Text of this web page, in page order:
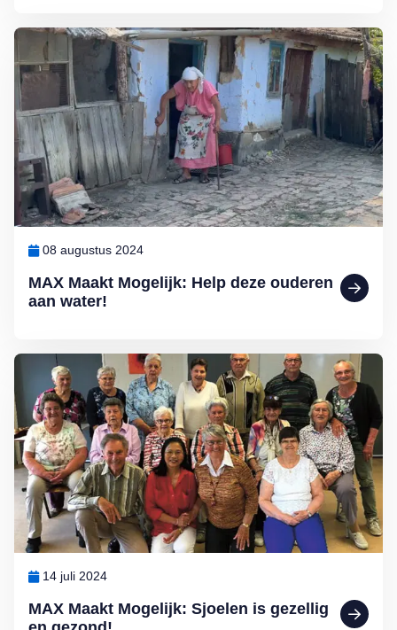
MAX Maakt Mogelijk: Help deze ouderen
aan water!
08 augustus 2024
Lees meer over MAX Maakt Mogelijk: Help deze ouderen aan
MAX Maakt Mogelijk: Sjoelen is gezellig
14 juli 2024
Lees meer over MAX Maakt Mogelijk: Sjoelen is gezellig en